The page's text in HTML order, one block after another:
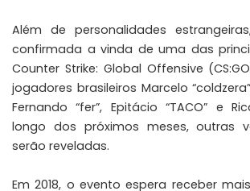
Além de personalidades
confirmada a vinda de uma das
Counter Strike: Global Offensive
jogadores brasileiros Marcelo
Fernando “fer”, Epitácio “TACO” e
longo dos próximos meses, outras
serão reveladas.
Em 2018, o evento espera receber